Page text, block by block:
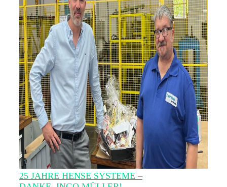
25 JAHRE HENSE SYSTEME –